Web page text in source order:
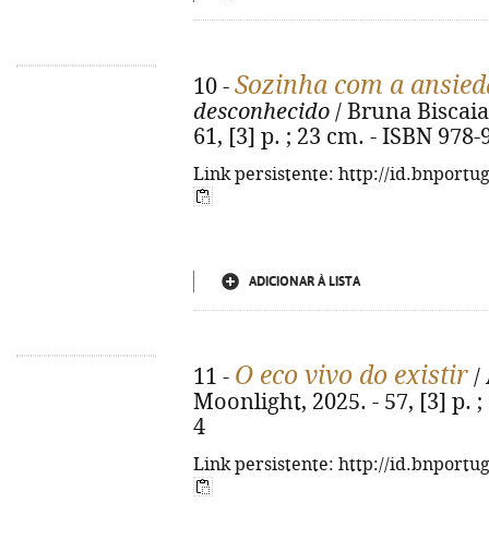
10 - Sozinha com a
desconhecido / Bruna
61, [3] p. ; 23 cm. - ISBN 978-
Link persistente: http://
ADICIONAR À LISTA
11 - O eco vivo do existir /
Moonlight, 2025. - 57, [3] p. ;
4
Link persistente: http://